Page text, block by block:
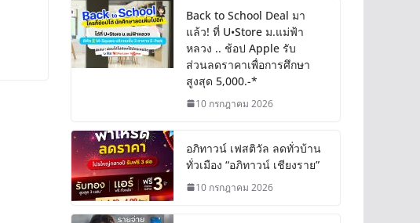
Back to School Deal มา
แล้ว! ที่ U•Store ม.แม่ฟ้า
หลวง .. ช้อป Apple รับ
ส่วนลดราคาเพื่อการศึกษา
สูงสุด 5,000.-*
10 กรกฎาคม 2026
อภิทาวน์ เฟสติวัล ลดทั่วบ้าน
ทั่วเมือง “อภิทาวน์ เชียงราย”
10 กรกฎาคม 2026